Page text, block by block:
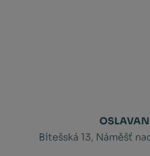
Bítešská 13, Náměšť